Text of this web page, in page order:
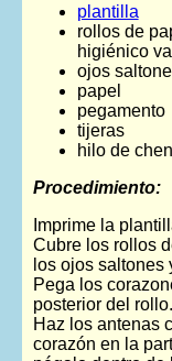
plantilla
rollos de
higiénico
ojos
papel
pegamento
tijeras
hilo de
Procedimiento:
Imprime la
Cubre los rollos
los ojos saltones
Pega los
posterior del rollo.
Haz los antenas
corazón en la